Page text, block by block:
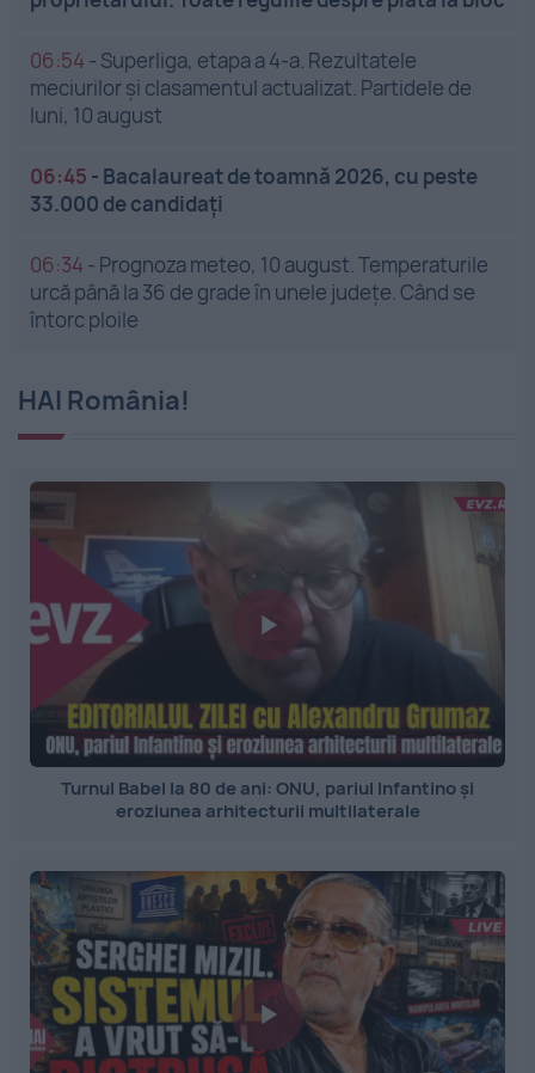
06:54 - Superliga, etapa a 4-a. Rezultatele
meciurilor și clasamentul actualizat. Partidele de
luni, 10 august
06:45 - Bacalaureat de toamnă 2026, cu peste
33.000 de candidați
06:34 - Prognoza meteo, 10 august. Temperaturile
urcă până la 36 de grade în unele județe. Când se
întorc ploile
HAI România!
Turnul Babel la 80 de ani: ONU, pariul Infantino și
eroziunea arhitecturii multilaterale